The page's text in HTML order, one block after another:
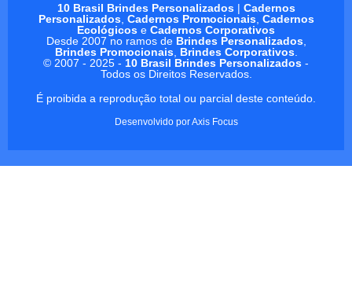
10 Brasil Brindes Personalizados| Cadernos
Personalizados, Cadernos Promocionais, Cadernos
Ecológicos e Cadernos Corporativos
Desde 2007 no ramos de Brindes Personalizados,
Brindes Promocionais, Brindes Corporativos.
© 2007 - 2025 - 10 Brasil Brindes Personalizados -
Todos os Direitos Reservados.
É proibida a reprodução total ou parcial deste conteúdo.
Desenvolvido porAxis Focus